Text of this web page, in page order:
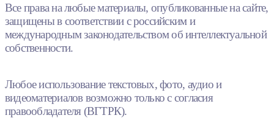
Все права на любые материалы, опубликованные на сайте,
защищены в соответствии с российским и
международным законодательством об интеллектуальной
собственности.
Любое использование текстовых, фото, аудио и
видеоматериалов возможно только с согласия
правообладателя (ВГТРК).